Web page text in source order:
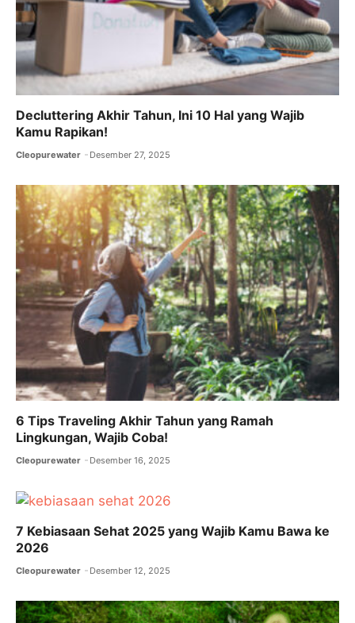
Decluttering Akhir Tahun, Ini 10 Hal yang Wajib
Kamu Rapikan!
Cleopurewater Desember 27, 2025
6 Tips Traveling Akhir Tahun yang Ramah
Lingkungan, Wajib Coba!
Cleopurewater Desember 16, 2025
7 Kebiasaan Sehat 2025 yang Wajib Kamu Bawa ke
2026
Cleopurewater Desember 12, 2025